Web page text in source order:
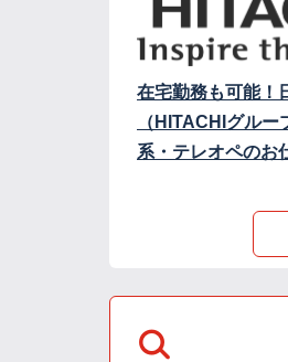
在宅勤務も可能！
（HITACHIグルー
系・テレオペのお